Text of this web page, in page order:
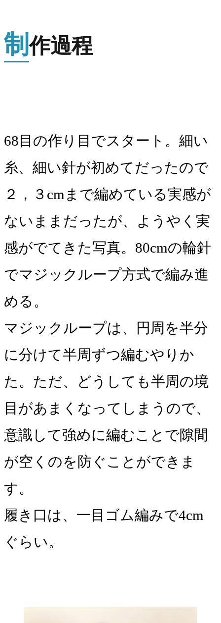
制作過程
68目の作り目でスタート。細い
糸、細い針が初めてだったので
２，３cmまで編めている実感が
ないままだったが、ようやく実
感がでてきた写真。80cmの輪針
でマジックループ方式で編み進
める。
マジックループは、円周を半分
に分けて半周ずつ編むやりか
た。ただ、どうしても半周の境
目があまくなってしまうので、
意識して強めに編むことで隙間
が空くのを防ぐことができま
す。
履き口は、一目ゴム編みで4cm
ぐらい。